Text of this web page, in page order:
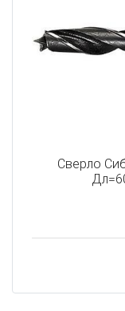
Сверло